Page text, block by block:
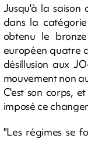
Jusqu'à la
dans la
obtenu le
européen quatre
désillusion aux
mouvement non
C'est son corps,
imposé ce
"Les régimes se